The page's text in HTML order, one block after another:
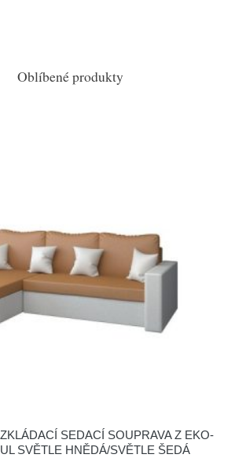
Oblíbené produkty
SEDACÍ SOUPRAVA Z EKO-
SVĚTLE HNĚDÁ/SVĚTLE ŠEDÁ